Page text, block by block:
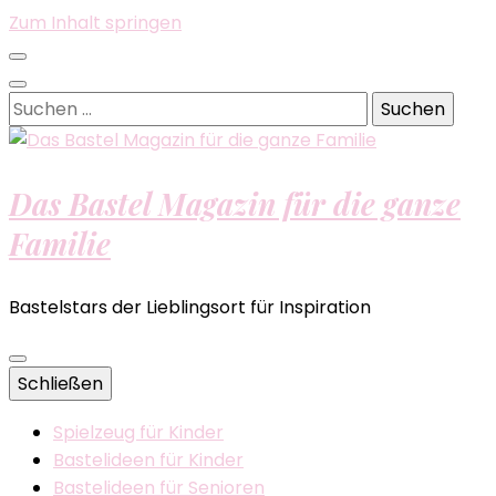
Zum Inhalt springen
Suchen
nach:
Das Bastel Magazin für die ganze
Familie
Bastelstars der Lieblingsort für Inspiration
Schließen
Spielzeug für Kinder
Bastelideen für Kinder
Bastelideen für Senioren